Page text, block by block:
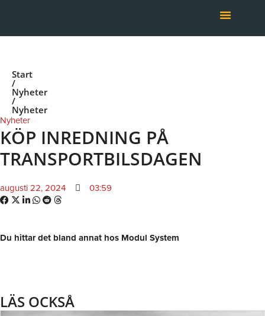
Start
/
Nyheter
/
Nyheter
Nyheter
KÖP INREDNING PÅ
TRANSPORTBILSDAGEN
augusti 22, 2024 03:59
Du hittar det bland annat hos Modul System
LÄS OCKSÅ